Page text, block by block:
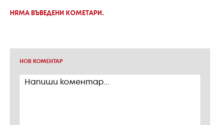
НЯМА ВЪВЕДЕНИ КОМЕТАРИ.
НОВ КОМЕНТАР